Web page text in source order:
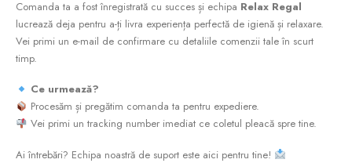
Comanda ta a fost înregistrată cu succes și echipa Relax Regal
lucrează deja pentru a-ți livra experiența perfectă de igienă și relaxare.
Vei primi un e-mail de confirmare cu detaliile comenzii tale în scurt
timp.
Ce urmează?
Procesăm și pregătim comanda ta pentru expediere.
Vei primi un tracking number imediat ce coletul pleacă spre tine.
Ai întrebări? Echipa noastră de suport este aici pentru tine!